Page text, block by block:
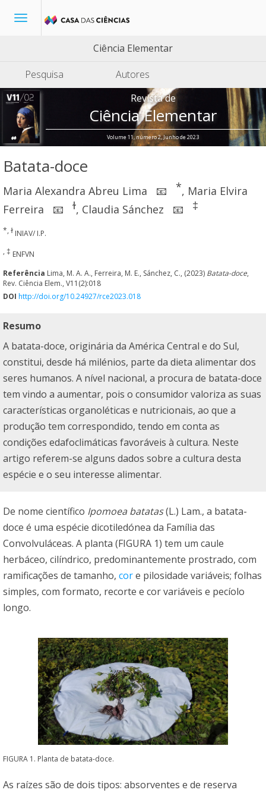
Toggle
Ciência Elementar
Pesquisa
Autores
Revista de
Ciência Elementar
Volume 11, número 2, Junho de 2023
Batata-doce
Maria Alexandra Abreu Lima 📧 *, Maria Elvira
Ferreira
📧 ɫ, Claudia Sánchez 📧 ‡
*, ɫ INIAV/ I.P.
, ‡ ENFVN
Referência Lima, M. A. A., Ferreira, M. E., Sánchez, C., (2023) Batata-doce,
Rev. Ciência Elem., V11(2):018
DOI http://doi.org/10.24927/rce2023.018
Resumo
A batata-doce, originária da América Central e do Sul,
constitui, desde há milénios, parte da dieta alimentar dos
seres humanos. A nível nacional, a procura de batata-doce
tem vindo a aumentar, pois o consumidor valoriza as suas
características organoléticas e nutricionais, ao que a
produção tem correspondido, tendo em conta as
condições edafoclimáticas favoráveis à cultura. Neste
artigo referem-se alguns dados sobre a cultura desta
espécie e o seu interesse alimentar.
De nome científico Ipomoea batatas(L.) Lam., a batata-
doce é uma espécie dicotiledónea da Família das
Convolvuláceas. A planta (FIGURA 1) tem um caule
herbáceo, cilíndrico, predominantemente prostrado, com
ramificações de tamanho, core pilosidade variáveis; folhas
simples, com formato, recorte e cor variáveis e pecíolo
longo.
FIGURA 1. Planta de batata-doce.
As raízes são de dois tipos: absorventes e de reserva